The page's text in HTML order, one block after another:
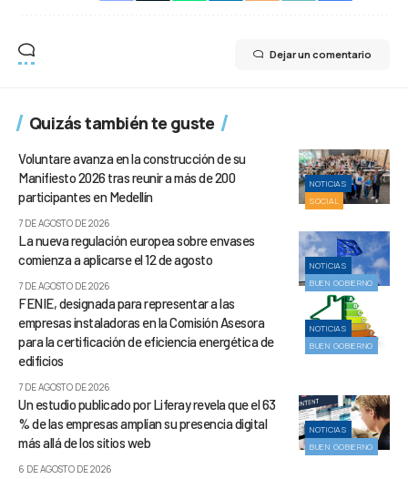
Dejar un comentario
Quizás también te guste
NOTICIAS
SOCIAL
Voluntare avanza en la construcción de su
Manifiesto 2026 tras reunir a más de 200
participantes en Medellín
7 DE AGOSTO DE 2026
NOTICIAS
BUEN GOBIERNO
La nueva regulación europea sobre envases
comienza a aplicarse el 12 de agosto
7 DE AGOSTO DE 2026
NOTICIAS
BUEN GOBIERNO
FENIE, designada para representar a las
empresas instaladoras en la Comisión Asesora
para la certificación de eficiencia energética de
edificios
7 DE AGOSTO DE 2026
NOTICIAS
BUEN GOBIERNO
Un estudio publicado por Liferay revela que el 63
% de las empresas amplían su presencia digital
más allá de los sitios web
6 DE AGOSTO DE 2026